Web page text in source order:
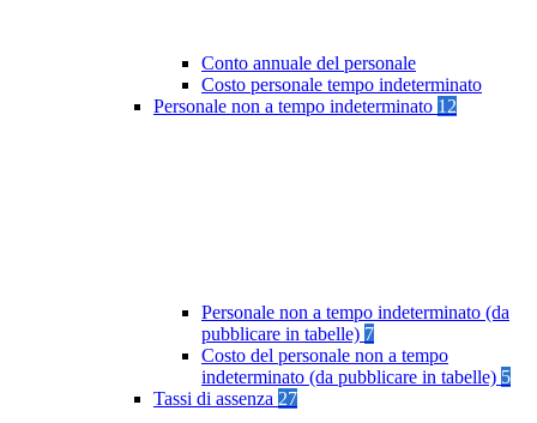
Conto annuale del personale
Costo personale tempo indeterminato
Personale non a tempo indeterminato 12
Personale non a tempo indeterminato (da
pubblicare in tabelle) 7
Costo del personale non a tempo
indeterminato (da pubblicare in tabelle) 5
Tassi di assenza 27